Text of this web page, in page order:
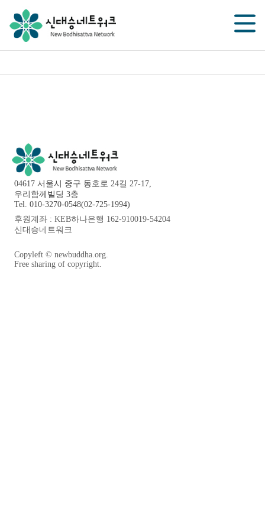
04617 서울시 중구 동호로 24길 27-17,
우리함께빌딩 3층
Tel. 010-3270-0548(02-725-1994)
후원계좌 : KEB하나은행 162-910019-54204
신대승네트워크
Copyleft © newbuddha.org.
Free sharing of copyright.